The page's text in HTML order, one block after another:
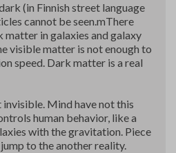
(in Finnish street language
cannot be seen.mThere
matter in galaxies and galaxy
visible matter is not enough to
speed. Dark matter is a real
invisible. Mind have not this
human behavior, like a
with the gravitation. Piece
to the another reality.